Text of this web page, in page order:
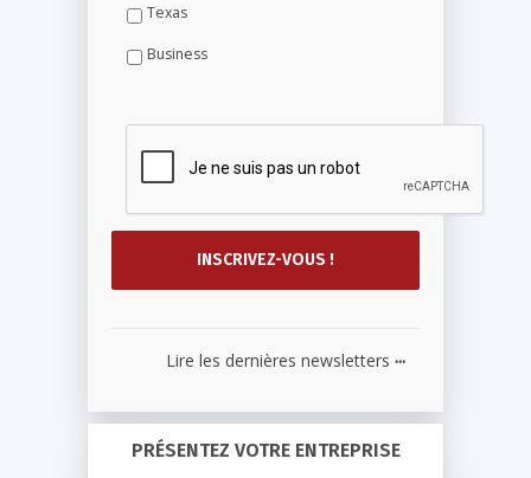
Texas
Business
Lire les dernières newsletters ...
PRÉSENTEZ VOTRE ENTREPRISE